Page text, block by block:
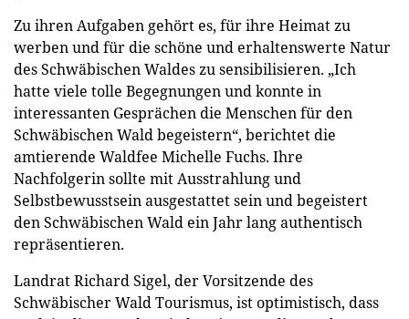
Zu ihren Aufgaben gehört es, für ihre Heimat zu
werben und für die schöne und erhaltenswerte Natur
des Schwäbischen Waldes zu sensibilisieren. „Ich
hatte viele tolle Begegnungen und konnte in
interessanten Gesprächen die Menschen für den
Schwäbischen Wald begeistern“, berichtet die
amtierende Waldfee Michelle Fuchs. Ihre
Nachfolgerin sollte mit Ausstrahlung und
Selbstbewusstsein ausgestattet sein und begeistert
den Schwäbischen Wald ein Jahr lang authentisch
repräsentieren.
Landrat Richard Sigel, der Vorsitzende des
Schwäbischer Wald Tourismus, ist optimistisch, dass